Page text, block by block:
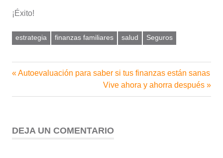
¡Éxito!
estrategia finanzas familiares salud Seguros
Navegación
de
Entrada
Autoevaluación para saber si tus finanzas están sanas
Siguiente
entrada:
Vive ahora y ahorra después
DEJA UN COMENTARIO